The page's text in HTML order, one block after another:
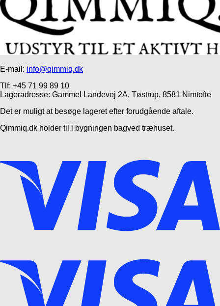
E-mail: info@qimmiq.dk
Tlf: +45 71 99 89 10
Lageradresse: Gammel Landevej 2A, Tøstrup, 8581 Nimtofte
Det er muligt at besøge lageret efter forudgående aftale.
Qimmiq.dk holder til i bygningen bagved træhuset.